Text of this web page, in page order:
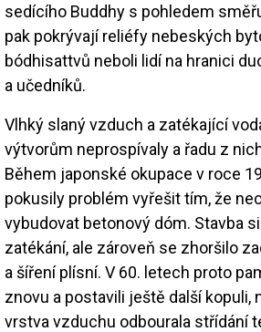
sedícího Buddhy s pohledem
pak pokrývají reliéfy nebeských
bódhisattvů neboli lidí na hranici
a učedníků.
Vlhký slaný vzduch a zatékající
výtvorům neprospívaly a řadu z
Během japonské okupace v roce
pokusily problém vyřešit tím, že
vybudovat betonový dóm. Stavba
zatékání, ale zároveň se zhoršilo
a šíření plísní. V 60. letech proto
znovu a postavili ještě další kopuli,
vrstva vzduchu odbourala střídání